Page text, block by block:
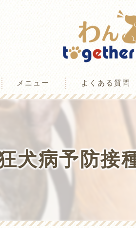
声
メニュー よくある質問
犬病予防接